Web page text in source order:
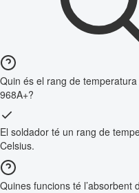
Quin és el rang de
968A+?
El soldador té un rang de
Celsius.
Quines funcions té l’absorbent